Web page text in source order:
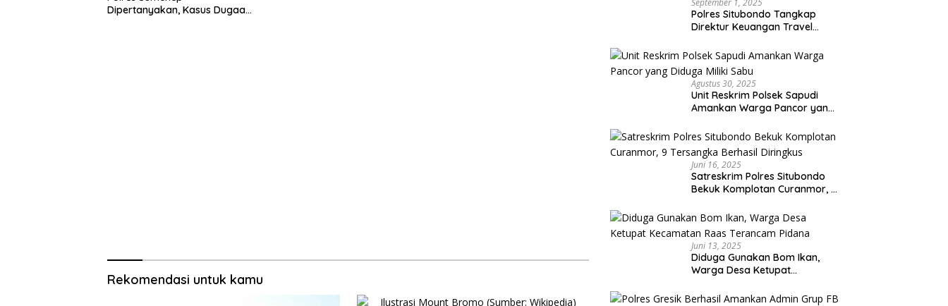
Dipertanyakan, Kasus Dugaan
Rekomendasi untuk kamu
Polres Situbondo Tangkap
Direktur Keuangan Travel
Capai Miliaran Rupiah
Agustus 30, 2025
Unit Reskrim Polsek Sapudi
Amankan Warga Pancor yang
Juni 16, 2025
Satreskrim Polres Situbondo
Bekuk Komplotan Curanmor, 9
Juni 13, 2025
Diduga Gunakan Bom Ikan,
Warga Desa Ketupat
Pidana